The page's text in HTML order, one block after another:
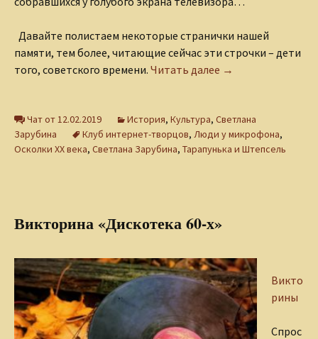
Давайте полистаем некоторые странички нашей
памяти, тем более, читающие сейчас эти строчки – дети
того, советского времени. Читать далее Тарапунька и
→
Чат от 12.02.2019 История, Культура, Светлана
Зарубина
Клуб интернет-творцов, Люди у микрофона,
Осколки ХХ века, Светлана Зарубина, Тарапунька и Штепсель
Викторина «Дискотека 60-х»
Викто
рины
Спрос